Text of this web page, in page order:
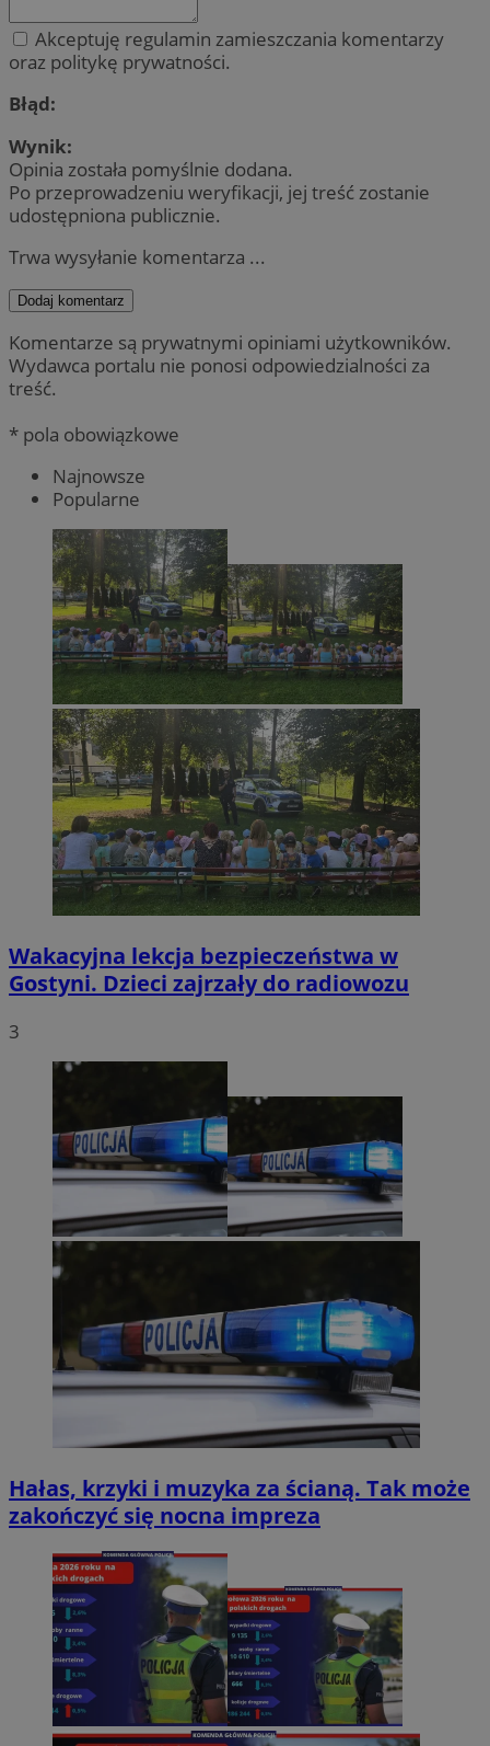
Akceptuję regulamin zamieszczania komentarzy
oraz politykę prywatności.
Błąd:
Wynik:
Opinia została pomyślnie dodana.
Po przeprowadzeniu weryfikacji, jej treść zostanie
udostępniona publicznie.
Trwa wysyłanie komentarza ...
Dodaj komentarz
Komentarze są prywatnymi opiniami użytkowników.
Wydawca portalu nie ponosi odpowiedzialności za
treść.
* pola obowiązkowe
Najnowsze
Popularne
Wakacyjna lekcja bezpieczeństwa w
Gostyni. Dzieci zajrzały do radiowozu
3
Hałas, krzyki i muzyka za ścianą. Tak może
zakończyć się nocna impreza